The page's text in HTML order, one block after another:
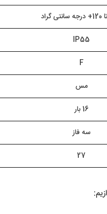
IP55
F
مس
16 بار
سه فاز
27